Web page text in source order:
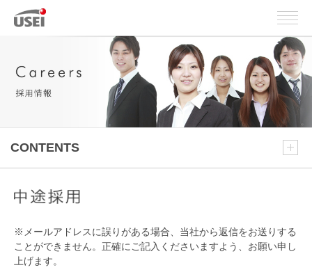
CONTENTS
※メールアドレスに誤りがある場合、当社から返信をお送りする
ことができません。正確にご記入くださいますよう、お願い申し
上げます。